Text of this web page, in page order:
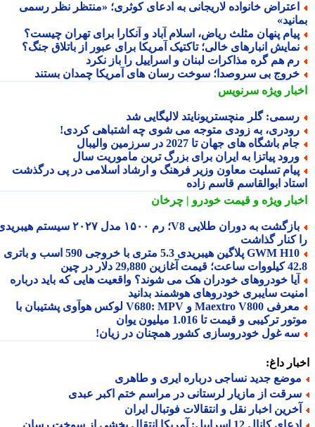
خانواده لاریجانی به ادعای کوثری؛ «منتظر نظر رسمی
پنهان مثلث ریاض، اسلام آباد و آنکارا برای تهران چیست؟
انبارهای خالی؛ تاکتیک آمریکا برای عبور از باتلاق جنگ؟
هم گره مذاکرات لبنان و اسراییل را باز نکرد
بی سروصدا؛ سوخت رسان های آمریکا چمدان بستند
ویژهسرنویس
گلر منچستریونایتد لالیگایی شد
به زودی متوجه می شوی چه اشتباهی کردی!
باشگاه های جهان تا 2027 در سرزمین والیبال
پیاتزا به ایران برای بزرگ ترین ماموریت سال
تسلیت معاون وزیر فرهنگ و ارشاد اسلامی در پی درگذشت
ابوالقاسم قاسم زاده
ویژهو قیمت خودرو | چرخان
بازگشت به دوران طلایی V8؛ رم ۱۵۰۰ مدل ۲۰۲۷ سیستم هیبریدی
کنار گذاشت
GWM H10 پلاگین هیبریدی 5.3 متری با خروجی 590 اسب و باتری
29,880 دلار در چین
خودروهای خودران هک می شوند؟ واقعیت هایی که باید درباره
سایبری خودروهای هوشمند بدانید
معرفی Maextro V800 و V680: MPV لوکس هوآوی پشتیبان با
ترکیبی و قیمت تا 1.016 میلیون یوان
غول خودروسازی کشور همچنان در زیان!
داغ:
جدید نساجی درباره ایری و طاهری
از مازیار لرستانی در مراسم ختم اکبر عبدی
اخبار نقل و انتقالات فوتبال ایران